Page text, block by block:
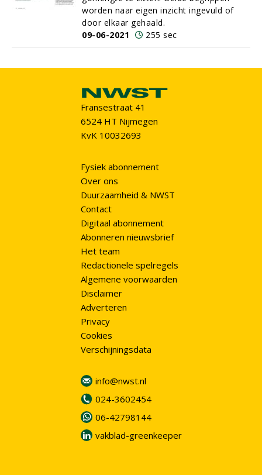
worden naar eigen inzicht ingevuld of
door elkaar gehaald.
09-06-2021
255 sec
Fransestraat 41
6524 HT Nijmegen
KvK 10032693
Fysiek abonnement
Over ons
Duurzaamheid & NWST
Contact
Digitaal abonnement
Abonneren nieuwsbrief
Het team
Redactionele spelregels
Algemene voorwaarden
Disclaimer
Adverteren
Privacy
Cookies
Verschijningsdata
info@nwst.nl
024-3602454
06-42798144
vakblad-greenkeeper